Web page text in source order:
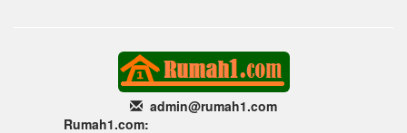
admin@rumah1.com
Rumah1.com: